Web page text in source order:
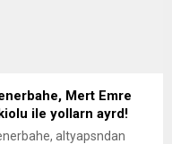
Mert Emre
ile yollarn ayrd!
altyapsndan